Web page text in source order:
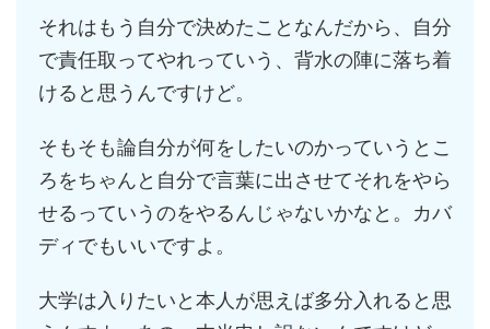
それはもう自分で決めたことなんだから、自分
で責任取ってやれっていう、背水の陣に落ち着
けると思うんですけど。
そもそも論自分が何をしたいのかっていうとこ
ろをちゃんと自分で言葉に出させてそれをやら
せるっていうのをやるんじゃないかなと。カバ
ディでもいいですよ。
大学は入りたいと本人が思えば多分入れると思